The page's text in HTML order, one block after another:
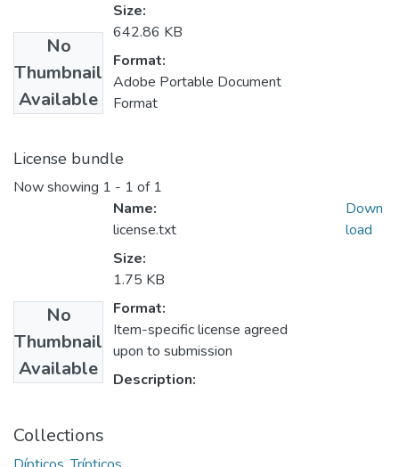
No
Thumbnail
Available
Size:
642.86 KB
Format:
Adobe Portable Document
Format
License bundle
Now showing 1 - 1 of 1
No
Thumbnail
Available
Name:
license.txt
Size:
1.75 KB
Format:
Item-specific license agreed
upon to submission
Description:
Down
load
Collections